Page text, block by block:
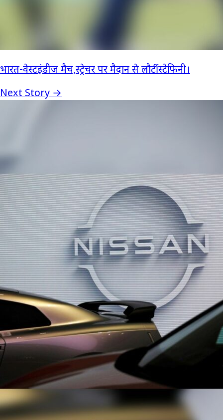
भारत-वेस्टइंडीज मैच,स्ट्रेचर पर मैदान से लौटीं स्टेफिनी।
Next Story →